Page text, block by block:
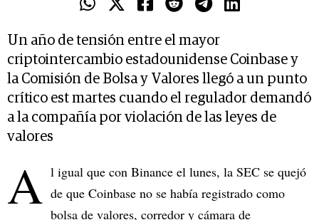
Un año de tensión entre el mayor
criptointercambio estadounidense Coinbase y
la Comisión de Bolsa y Valores llegó a un punto
crítico est martes cuando el regulador demandó
a la compañía por violación de las leyes de
valores
A l igual que con Binance el lunes, la SEC se quejó
de que Coinbase no se había registrado como
bolsa de valores, corredor y cámara de